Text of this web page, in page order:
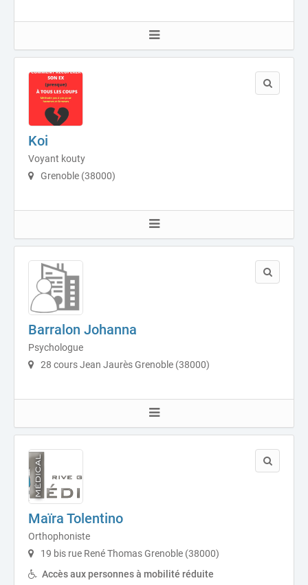
Koi
Voyant kouty
Grenoble (38000)
Barralon Johanna
Psychologue
28 cours Jean Jaurès Grenoble (38000)
Maïra Tolentino
Orthophoniste
19 bis rue René Thomas Grenoble (38000)
Accès aux personnes à mobilité réduite